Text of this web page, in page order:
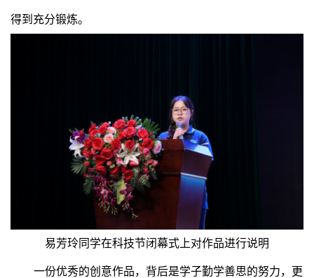
得到充分锻炼。
易芳玲同学在科技节闭幕式上对作品进行说明
一份优秀的创意作品，背后是学子勤学善思的努力，更